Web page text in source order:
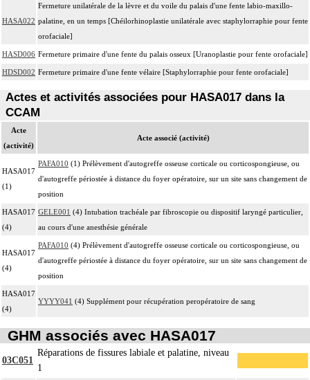
HASA022
Fermeture unilatérale de la lèvre et du voile du palais d'une fente labio-maxillo-
palatine, en un temps [Chéilorhinoplastie unilatérale avec staphylorraphie pour fente
orofaciale]
HASD006 Fermeture primaire d'une fente du palais osseux [Uranoplastie pour fente orofaciale]
HDSD002 Fermeture primaire d'une fente vélaire [Staphylorraphie pour fente orofaciale]
Actes et activités associées pour HASA017 dans la
CCAM
Acte
(activité)
Acte associé (activité)
HASA017
(1)
PAFA010 (1) Prélèvement d'autogreffe osseuse corticale ou corticospongieuse, ou
d'autogreffe périostée à distance du foyer opératoire, sur un site sans changement de
position
HASA017
(4)
GELE001 (4) Intubation trachéale par fibroscopie ou dispositif laryngé particulier,
au cours d'une anesthésie générale
HASA017
(4)
PAFA010 (4) Prélèvement d'autogreffe osseuse corticale ou corticospongieuse, ou
d'autogreffe périostée à distance du foyer opératoire, sur un site sans changement de
position
HASA017
(4)
YYYY041 (4) Supplément pour récupération peropératoire de sang
GHM associés avec HASA017
03C051
Réparations de fissures labiale et palatine, niveau
1